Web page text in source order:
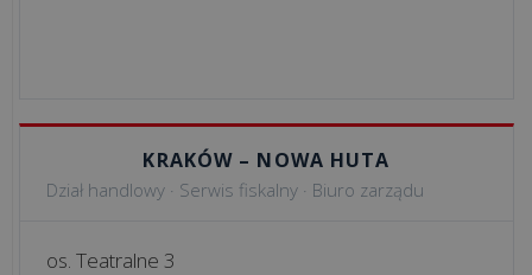
KRAKÓW – NOWA HUTA
Dział handlowy · Serwis fiskalny · Biuro zarządu
os. Teatralne 3